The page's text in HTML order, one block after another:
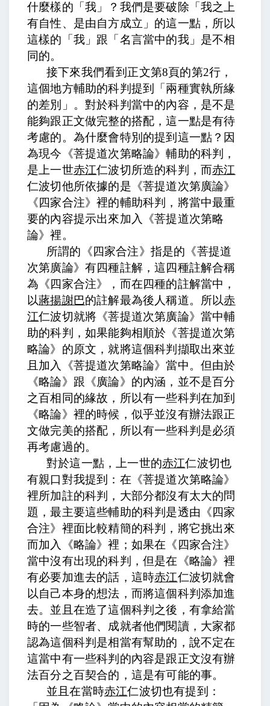
什麼樣的「我」？我們是要破除「我之上
有自性、是由自方成立」的這一點，所以
這樣的「我」跟「名言當中的我」是不相
同的。
接下來我們看到正文第8頁的第2行，
這個地方輔助的科判提到「兩種實執所緣
的差別」。對於科判當中的內容，是不是
能夠跟正文做完整的搭配，這一點是有待
考慮的。為什麼會特別的提到這一點？因
為現今《菩提道次第略論》輔助的科判，
是上一世赤江仁波切所造的科判，而赤江
仁波切他所依據的是《菩提道次第廣論》
《四家合注》裡的輔助科判，將當中最重
要的內容提示出來加入《菩提道次第略
論》裡。
所謂的《四家合注》指是的《菩提道
次第廣論》有四種註解，這四種註解合稱
為《四家合注》，而在四種的註解當中，
以蔣揚謝巴的註解最為後人稱道。所以赤
江仁波切就將《菩提道次第廣論》當中輔
助的科判，如果能夠相順於《菩提道次第
略論》的原文，就將這個科判擷取出來並
且加入《菩提道次第略論》當中。但由於
《略論》跟《廣論》的內涵，並不是百分
之百相同的緣故，所以有一些科判在加到
《略論》裡的時候，似乎並沒有辦法跟正
文做完美的搭配，所以有一些科判是必須
再考慮過的。
對於這一點，上一世的赤江仁波切也
有親口對我提到：在《菩提道次第略論》
裡所加註的科判，大部分都沒有太大的問
題，最主要這些輔助的科判是透由《四家
合注》裡面比較精簡的科判，將它挑出來
而加入《略論》裡；如果在《四家合注》
當中沒有出現的科判，但是在《略論》裡
有必要加進去的話，這時赤江仁波切就會
以自己本身的想法，而將這個科判添加進
去。並且在造了這個科判之後，有拿給當
時的一些智者、成就者他們閱讀，大家都
認為這個科判是相當有幫助的，說不定在
這當中有一些科判的內容是跟正文沒有辦
法百分之百契合的，這是有可能的事。
並且在當時赤江仁波切也有提到：